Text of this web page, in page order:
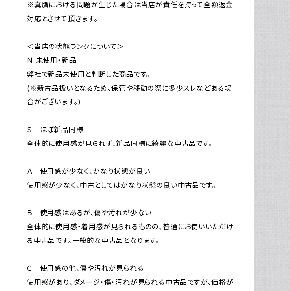
※真贋における問題が生じた場合は当店が責任を持って全額返金
対応とさせて頂きます。
＜当店の状態ランクについて＞
Ｎ 未使用・新品
弊社で新品未使用と判断した商品です。
(※新古品扱いとなるため、保管や移動の際に多少スレなどある場
合がございます。)
Ｓ ほぼ新品同様
全体的に使用感が見られず、新品同様に綺麗な中古品です。
Ａ 使用感が少なく、かなり状態が良い
使用感が少なく、中古としてはかなり状態の良い中古品です。
Ｂ 使用感はあるが、傷や汚れが少ない
全体的に使用感・着用感が見られるものの、普通にお使いいただけ
る中古品です。一般的な中古品となります。
Ｃ 使用感の他、傷や汚れが見られる
使用感があり、ダメージ・傷・汚れが見られる中古品ですが、価格が